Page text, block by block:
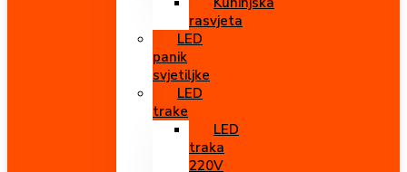
rasvjeta
LED
panik
svjetiljke
LED
trake
LED
traka
220V